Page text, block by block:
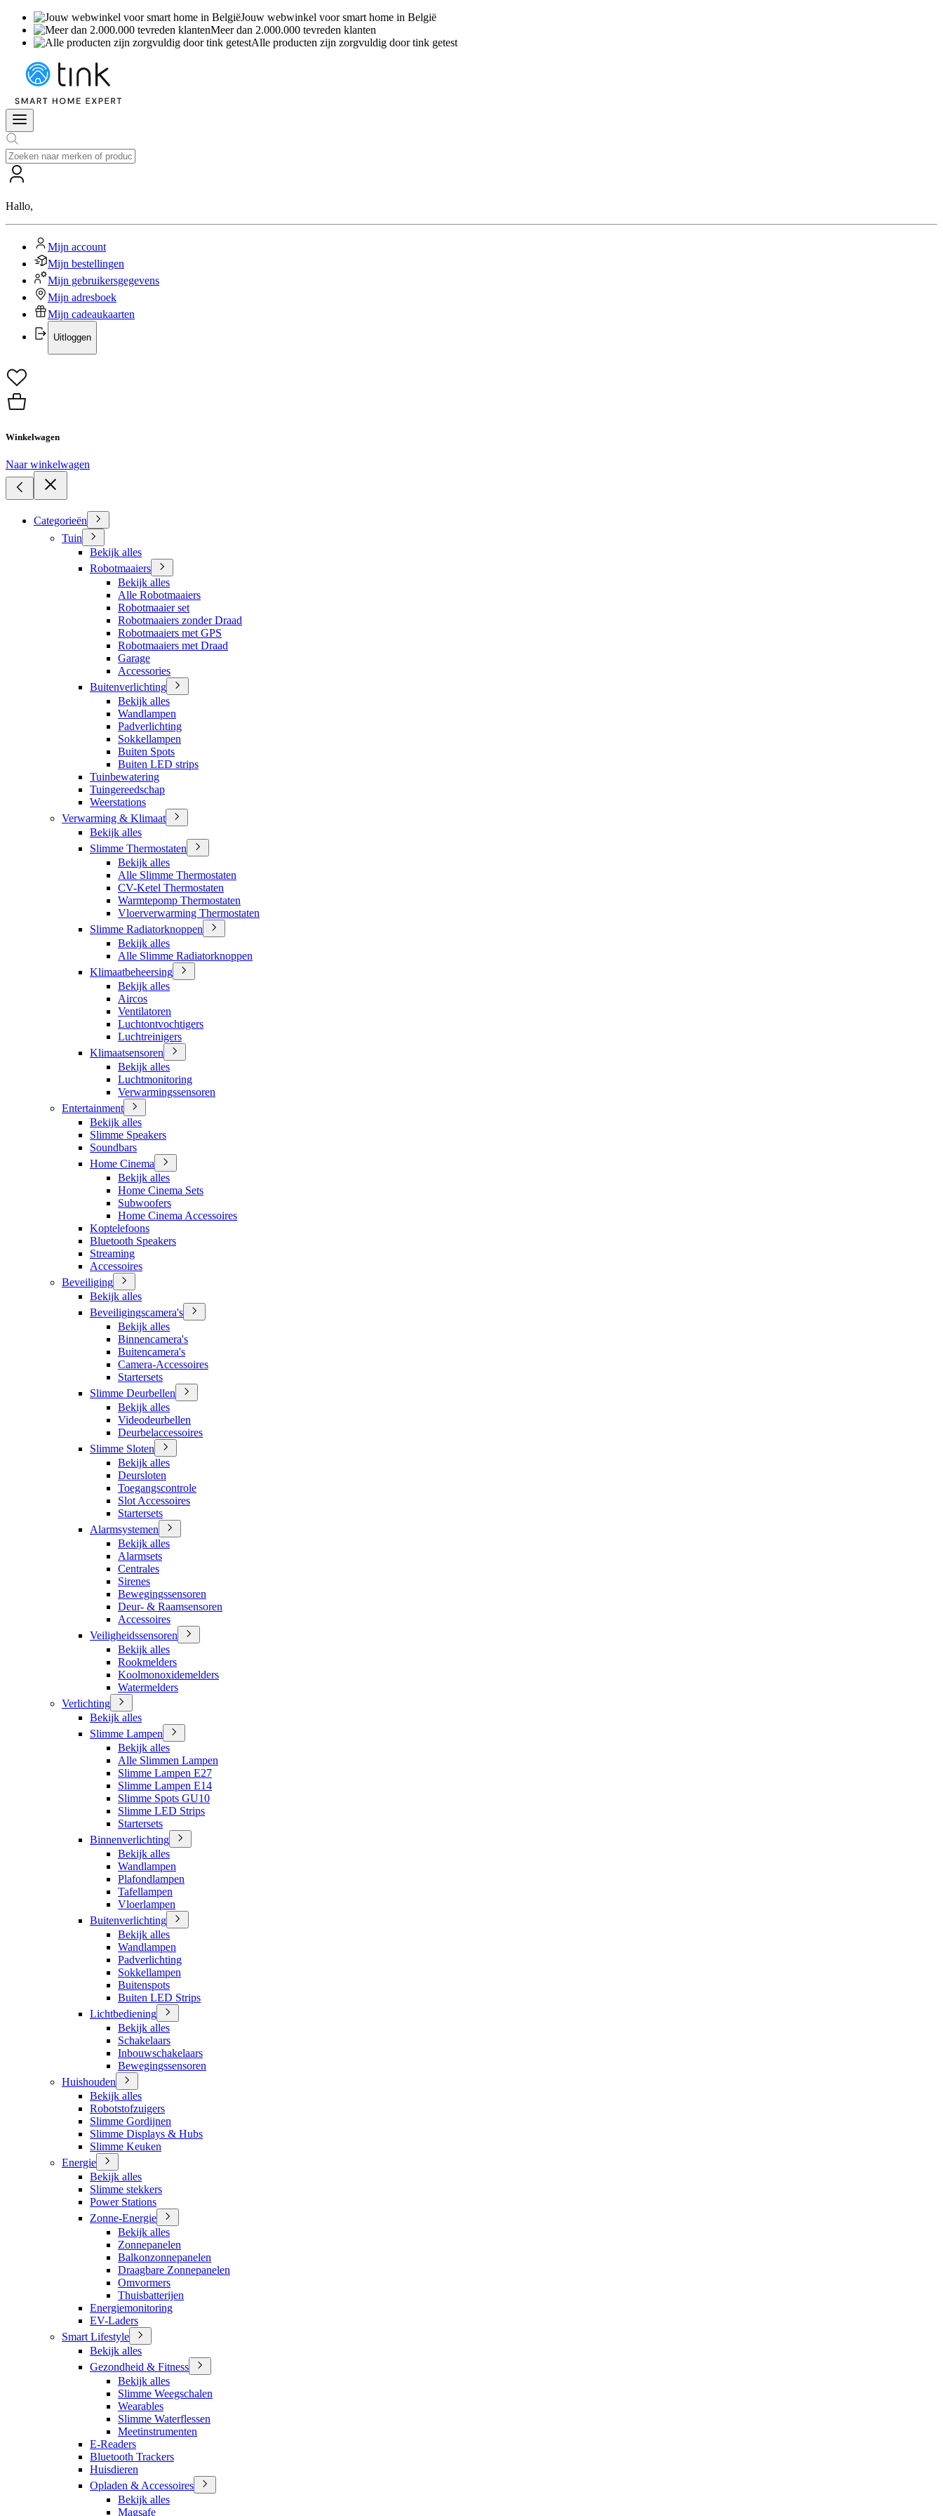
Jouw webwinkel voor smart home in België
Meer dan 2.000.000 tevreden klanten
Alle producten zijn zorgvuldig door tink getest
Hallo,
Mijn account
Mijn bestellingen
Mijn gebruikersgegevens
Mijn adresboek
Mijn cadeaukaarten
Uitloggen
Winkelwagen
Naar winkelwagen
Categorieën
Tuin
Bekijk alles
Robotmaaiers
Bekijk alles
Alle Robotmaaiers
Robotmaaier set
Robotmaaiers zonder Draad
Robotmaaiers met GPS
Robotmaaiers met Draad
Garage
Accessories
Buitenverlichting
Bekijk alles
Wandlampen
Padverlichting
Sokkellampen
Buiten Spots
Buiten LED strips
Tuinbewatering
Tuingereedschap
Weerstations
Verwarming & Klimaat
Bekijk alles
Slimme Thermostaten
Bekijk alles
Alle Slimme Thermostaten
CV-Ketel Thermostaten
Warmtepomp Thermostaten
Vloerverwarming Thermostaten
Slimme Radiatorknoppen
Bekijk alles
Alle Slimme Radiatorknoppen
Klimaatbeheersing
Bekijk alles
Aircos
Ventilatoren
Luchtontvochtigers
Luchtreinigers
Klimaatsensoren
Bekijk alles
Luchtmonitoring
Verwarmingssensoren
Entertainment
Bekijk alles
Slimme Speakers
Soundbars
Home Cinema
Bekijk alles
Home Cinema Sets
Subwoofers
Home Cinema Accessoires
Koptelefoons
Bluetooth Speakers
Streaming
Accessoires
Beveiliging
Bekijk alles
Beveiligingscamera's
Bekijk alles
Binnencamera's
Buitencamera's
Camera-Accessoires
Startersets
Slimme Deurbellen
Bekijk alles
Videodeurbellen
Deurbelaccessoires
Slimme Sloten
Bekijk alles
Deursloten
Toegangscontrole
Slot Accessoires
Startersets
Alarmsystemen
Bekijk alles
Alarmsets
Centrales
Sirenes
Bewegingssensoren
Deur- & Raamsensoren
Accessoires
Veiligheidssensoren
Bekijk alles
Rookmelders
Koolmonoxidemelders
Watermelders
Verlichting
Bekijk alles
Slimme Lampen
Bekijk alles
Alle Slimmen Lampen
Slimme Lampen E27
Slimme Lampen E14
Slimme Spots GU10
Slimme LED Strips
Startersets
Binnenverlichting
Bekijk alles
Wandlampen
Plafondlampen
Tafellampen
Vloerlampen
Buitenverlichting
Bekijk alles
Wandlampen
Padverlichting
Sokkellampen
Buitenspots
Buiten LED Strips
Lichtbediening
Bekijk alles
Schakelaars
Inbouwschakelaars
Bewegingssensoren
Huishouden
Bekijk alles
Robotstofzuigers
Slimme Gordijnen
Slimme Displays & Hubs
Slimme Keuken
Energie
Bekijk alles
Slimme stekkers
Power Stations
Zonne-Energie
Bekijk alles
Zonnepanelen
Balkonzonnepanelen
Draagbare Zonnepanelen
Omvormers
Thuisbatterijen
Energiemonitoring
EV-Laders
Smart Lifestyle
Bekijk alles
Gezondheid & Fitness
Bekijk alles
Slimme Weegschalen
Wearables
Slimme Waterflessen
Meetinstrumenten
E-Readers
Bluetooth Trackers
Huisdieren
Opladen & Accessoires
Bekijk alles
Magsafe